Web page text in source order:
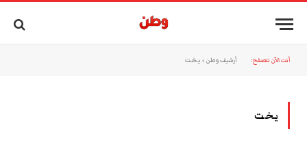
أنت الآن تتصفح: أرشيف وطن » يخت
يخت